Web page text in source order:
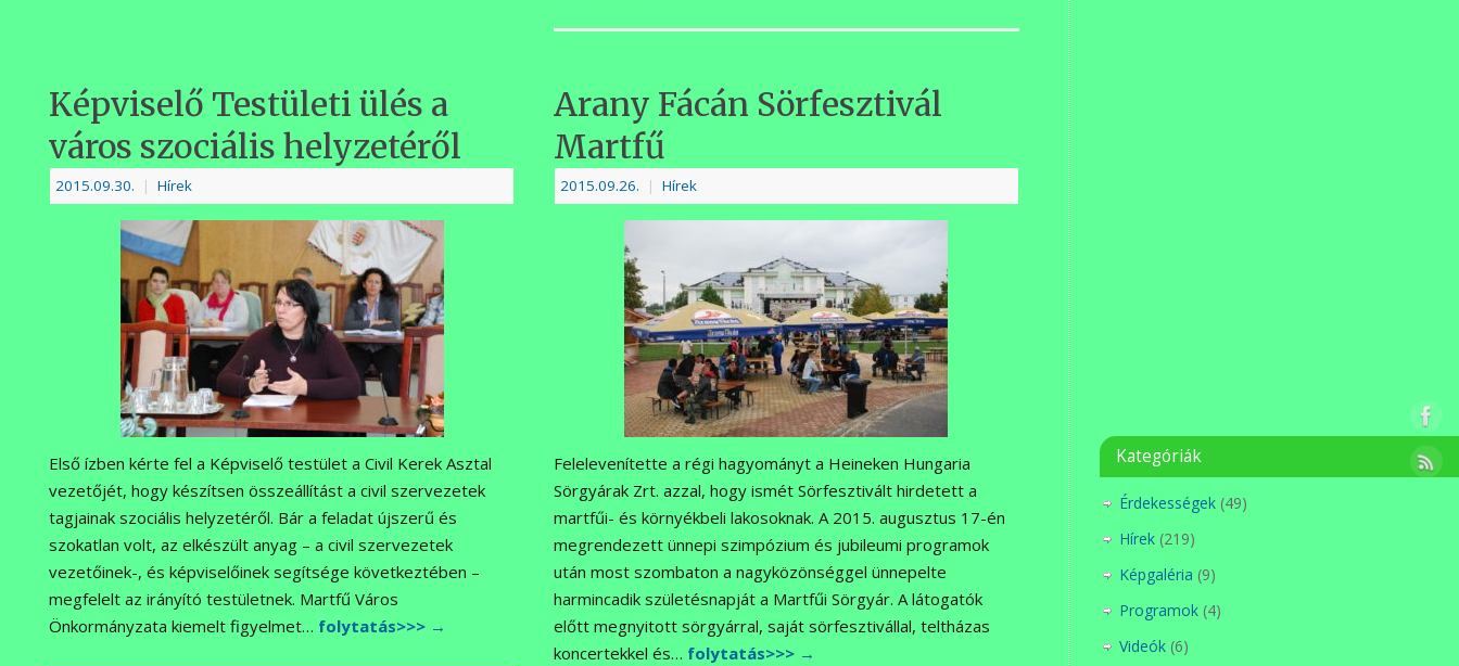
Képviselő Testületi ülés a
város szociális helyzetéről
2015.09.30. | Hírek
Első ízben kérte fel a Képviselő testület a Civil Kerek Asztal
vezetőjét, hogy készítsen összeállítást a civil szervezetek
tagjainak szociális helyzetéről. Bár a feladat újszerű és
szokatlan volt, az elkészült anyag – a civil szervezetek
vezetőinek-, és képviselőinek segítsége következtében –
megfelelt az irányító testületnek. Martfű Város
Önkormányzata kiemelt figyelmet… folytatás>>> →
Arany Fácán Sörfesztivál
Martfű
2015.09.26. | Hírek
Felelevenítette a régi hagyományt a Heineken Hungaria
Sörgyárak Zrt. azzal, hogy ismét Sörfesztivált hirdetett a
martfűi- és környékbeli lakosoknak. A 2015. augusztus 17-én
megrendezett ünnepi szimpózium és jubileumi programok
után most szombaton a nagyközönséggel ünnepelte
harmincadik születésnapját a Martfűi Sörgyár. A látogatók
előtt megnyitott sörgyárral, saját sörfesztivállal, teltházas
koncertekkel és… folytatás>>> →
Kategóriák
Érdekességek (49)
Hírek (219)
Képgaléria (9)
Programok (4)
Videók (6)